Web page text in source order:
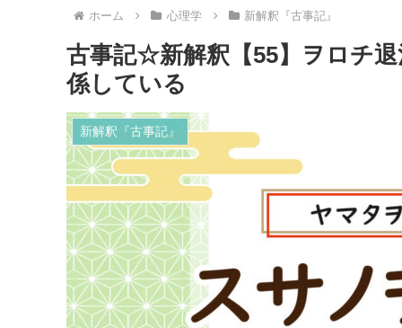
ホーム 心理学 新解釈『古事記』
古事記☆新解釈【55】ヲロチ
係している
新解釈『古事記』